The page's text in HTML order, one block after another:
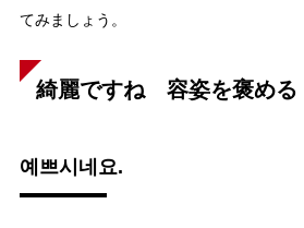
てみましょう。
綺麗ですね 容姿を褒める
예쁘시네요.